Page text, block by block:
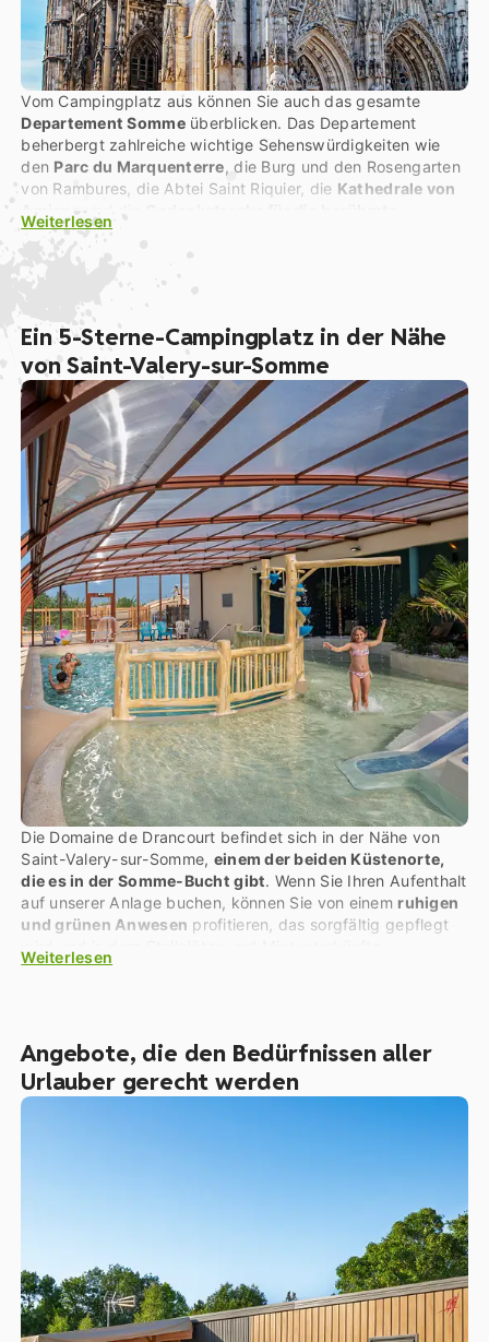
Vom Campingplatz aus können Sie auch das gesamte
Departement Sommeüberblicken. Das Departement
beherbergt zahlreiche wichtige Sehenswürdigkeiten wie
den Parc du Marquenterre, die Burg und den Rosengarten
von Rambures, die Abtei Saint Riquier, die Kathedrale von
Schlacht an der Somme
Segeln, Kajak, Piroge, Strandsegeln etc.
Weiterlesen
Ein 5-Sterne-Campingplatz in der Nähe
von Saint-Valery-sur-Somme
Die Domaine de Drancourt befindet sich in der Nähe von
Saint-Valery-sur-Somme, einem der beiden Küstenorte,
die es in der Somme-Bucht gibt. Wenn Sie Ihren Aufenthalt
auf unserer Anlage buchen, können Sie von einem ruhigen
und grünen Anwesen profitieren, das sorgfältig gepflegt
eingerichtet wurden. Nutzen Sie unsere
sich zu entspannen.Unser Team steht Ihnen übrigens zur
Verfügung, um alle Ihre Fragen zu beantworten und Ihnen
dabei zu helfen, einen unvergesslichen Urlaub im Norden
Weiterlesen
Angebote, die den Bedürfnissen aller
Urlauber gerecht werden